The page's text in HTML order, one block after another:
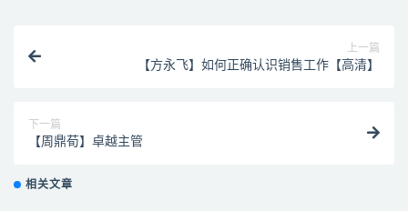
上一篇
【方永飞】如何正确认识销售工作【高清】
下一篇
【周鼎荀】卓越主管
相关文章